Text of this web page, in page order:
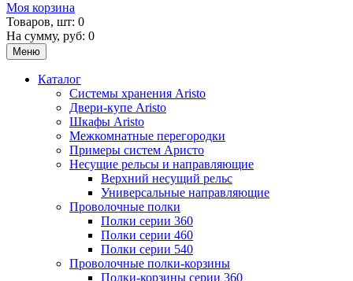
Моя корзина
Товаров, шт: 0
На сумму, руб: 0
Меню
Каталог
Системы хранения Aristo
Двери-купе Aristo
Шкафы Aristo
Межкомнатные перегородки
Примеры систем Аристо
Несущие рельсы и направляющие
Верхний несущий рельс
Универсальные направляющие
Проволочные полки
Полки серии 360
Полки серии 460
Полки серии 540
Проволочные полки-корзины
Полки-корзины серии 360